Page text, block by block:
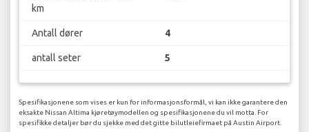
km
Antall dører 4
antall seter 5
Spesifikasjonene som vises er kun for informasjonsformål, vi kan ikke garantere den
eksakte Nissan Altima kjøretøymodellen og spesifikasjonene du vil motta. For
spesifikke detaljer bør du sjekke med det gitte bilutleiefirmaet på Austin Airport.